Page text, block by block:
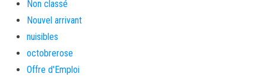
Non classé
Nouvel arrivant
nuisibles
octobrerose
Offre d'Emploi